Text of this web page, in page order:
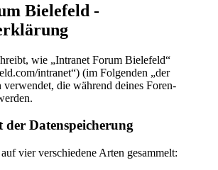
Bielefeld -
wie „Intranet Forum Bielefeld“
intranet“) (im Folgenden „der
die während deines Foren-
Datenspeicherung
vier verschiedene Arten gesammelt: